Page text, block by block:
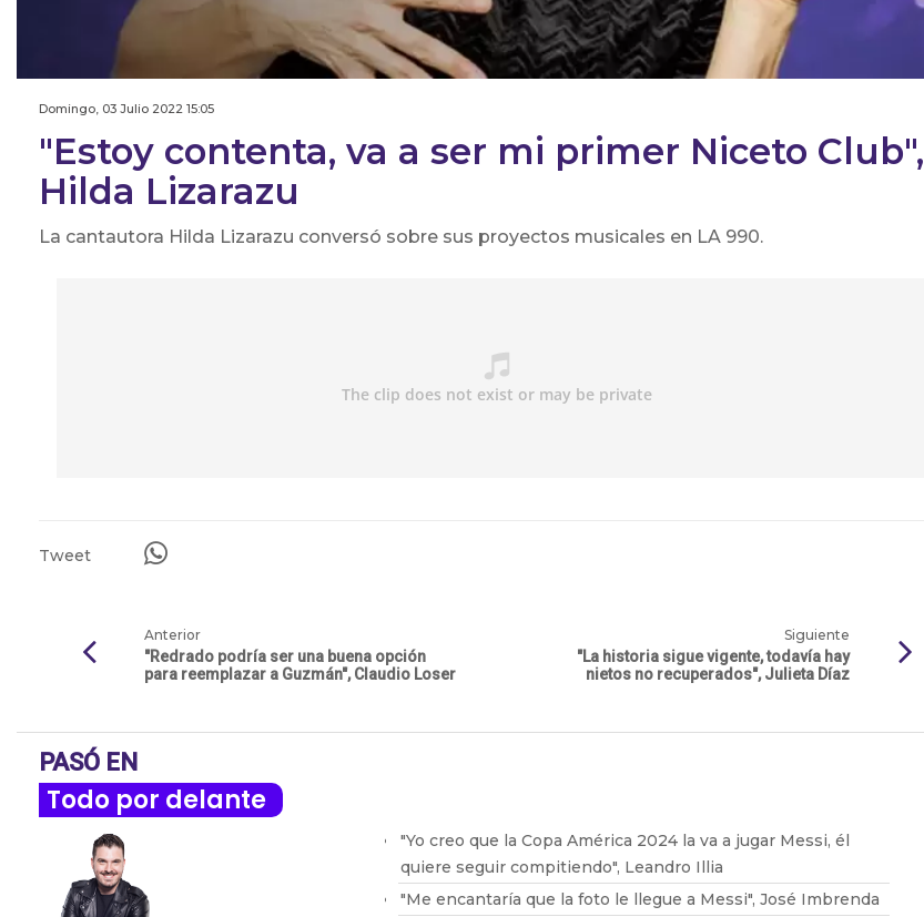
Domingo, 03 Julio 2022 15:05
"Estoy contenta, va a ser mi primer Niceto Club",
Hilda Lizarazu
La cantautora Hilda Lizarazu conversó sobre sus proyectos musicales en LA 990.
Tweet
Anterior
"Redrado podría ser una buena opción
para reemplazar a Guzmán", Claudio Loser
Siguiente
"La historia sigue vigente, todavía hay
nietos no recuperados", Julieta Díaz
PASÓ EN
Todo por delante
"Yo creo que la Copa América 2024 la va a jugar Messi, él
quiere seguir compitiendo", Leandro Illia
"Me encantaría que la foto le llegue a Messi", José Imbrenda